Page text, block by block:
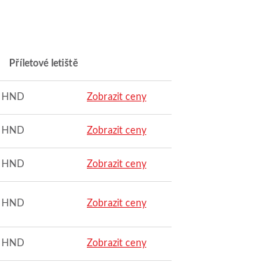
Příletové letiště
HND Zobrazit ceny
HND Zobrazit ceny
HND Zobrazit ceny
HND Zobrazit ceny
HND Zobrazit ceny